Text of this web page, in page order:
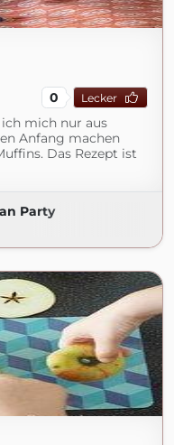
0 Lecker
ich mich nur aus
Anfang machen
Das Rezept ist
Party